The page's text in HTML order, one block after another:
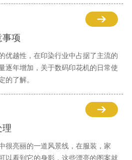
事项
优越性，在印染行业中占据了主流的
逐年增加，关于数码印花机的日常使
的了解。
理
很亮丽的一道风景线，在服装，家
以看到它的身影，这些漂亮的图案就